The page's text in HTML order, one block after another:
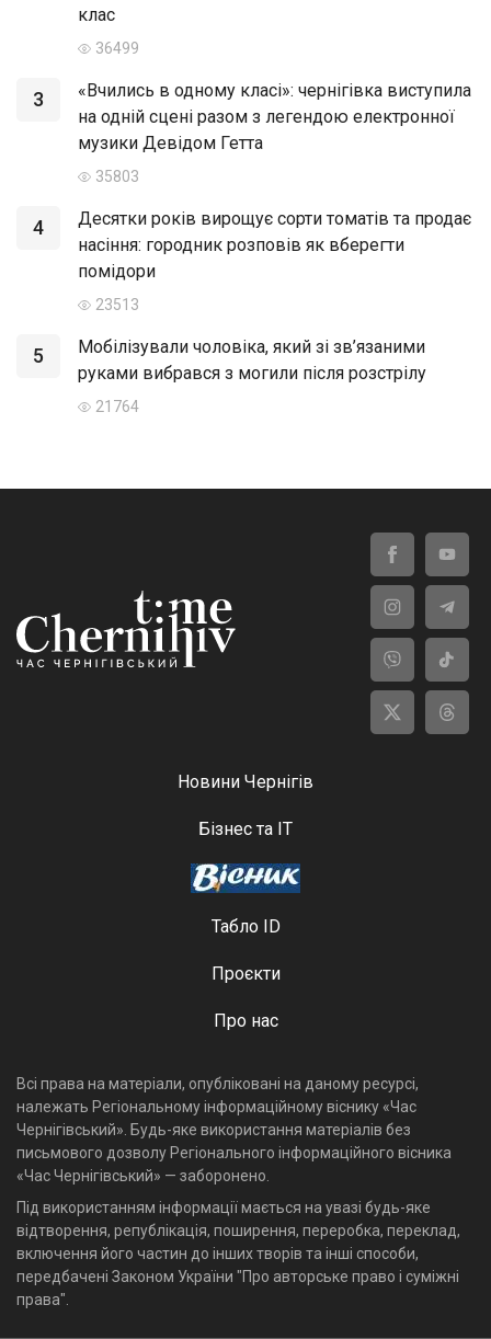
клас
36499
3
«Вчились в одному класі»: чернігівка виступила
на одній сцені разом з легендою електронної
музики Девідом Гетта
35803
4
Десятки років вирощує сорти томатів та продає
насіння: городник розповів як вберегти
помідори
23513
5
Мобілізували чоловіка, який зі зв’язаними
руками вибрався з могили після розстрілу
21764
Новини Чернігів
Бізнес та ІТ
Табло ID
Проєкти
Про нас
Всі права на матеріали, опубліковані на даному ресурсі,
належать Регіональному інформаційному віснику «Час
Чернігівський». Будь-яке використання матеріалів без
письмового дозволу Регіонального інформаційного вісника
«Час Чернігівський» — заборонено.
Під використанням інформації мається на увазі будь-яке
відтворення, републікація, поширення, переробка, переклад,
включення його частин до інших творів та інші способи,
передбачені Законом України "Про авторське право і суміжні
права".